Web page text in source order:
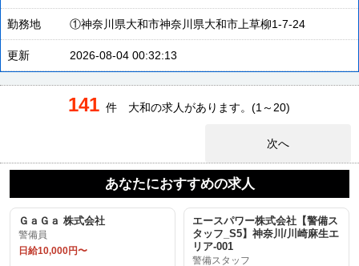
勤務地 ①神奈川県大和市神奈川県大和市上草柳1-7-24
更新 2026-08-04 00:32:13
141 件 大和の求人があります。(1～20)
次へ
あなたにおすすめの求人
ＧａＧａ 株式会社
警備員
日給10,000円〜
エースパワー株式会社【警備ス
タッフ_S5】神奈川/川崎麻生エ
リア-001
警備スタッフ